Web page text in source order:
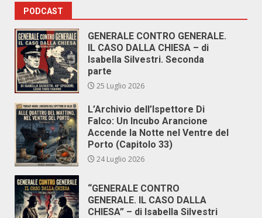
PODCAST
GENERALE CONTRO GENERALE.
IL CASO DALLA CHIESA – di
Isabella Silvestri. Seconda
parte
25 Luglio 2026
L’Archivio dell’Ispettore Di
Falco: Un Incubo Arancione
Accende la Notte nel Ventre del
Porto (Capitolo 33)
24 Luglio 2026
“GENERALE CONTRO
GENERALE. IL CASO DALLA
CHIESA” – di Isabella Silvestri